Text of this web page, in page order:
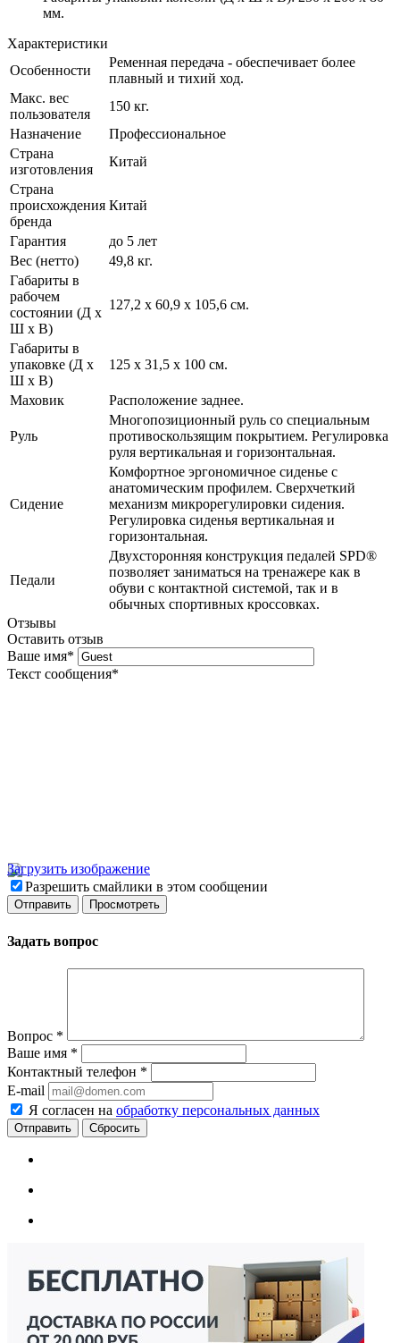
мм.
Характеристики
Особенности
Ременная передача - обеспечивает более
плавный и тихий ход.
Макс. вес
пользователя
150 кг.
Назначение
Профессиональное
Страна
изготовления
Китай
Страна
происхождения
бренда
Китай
Гарантия
до 5 лет
Вес (нетто)
49,8 кг.
Габариты в
рабочем
состоянии (Д х
Ш х В)
127,2 х 60,9 х 105,6 см.
Габариты в
упаковке (Д х
Ш х В)
125 х 31,5 х 100 см.
Маховик Расположение заднее.
Руль
Многопозиционный руль со специальным
противоскользящим покрытием. Регулировка
руля вертикальная и горизонтальная.
Сидение
Комфортное эргономичное сиденье с
анатомическим профилем. Сверхчеткий
механизм микрорегулировки сидения.
Регулировка сиденья вертикальная и
горизонтальная.
Педали
Двухсторонняя конструкция педалей SPD®
позволяет заниматься на тренажере как в
обуви с контактной системой, так и в
обычных спортивных кроссовках.
Отзывы
Оставить отзыв
Ваше имя*
Текст сообщения*
Загрузить изображение
Разрешить смайлики в этом сообщении
Задать вопрос
Вопрос *
Ваше имя *
Контактный телефон *
E-mail
Я согласен на обработку персональных данных
Сбросить